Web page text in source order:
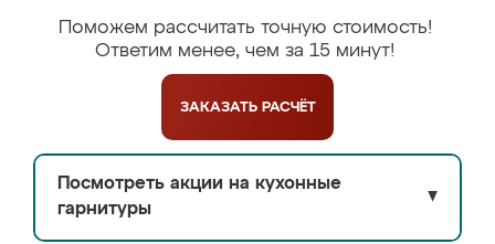
Поможем рассчитать точную стоимость!
Ответим менее, чем за 15 минут!
ЗАКАЗАТЬ РАСЧЁТ
Посмотреть акции на кухонные
гарнитуры
▼